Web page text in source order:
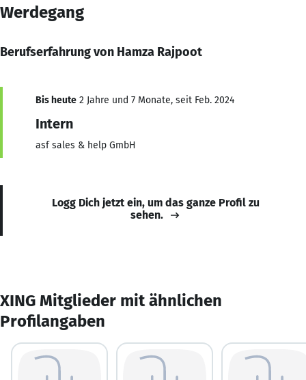
Werdegang
Berufserfahrung von Hamza Rajpoot
Bis heute 2 Jahre und 7 Monate, seit Feb. 2024
Intern
asf sales & help GmbH
Logg Dich jetzt ein, um das ganze Profil zu
sehen.
XING Mitglieder mit ähnlichen
Profilangaben